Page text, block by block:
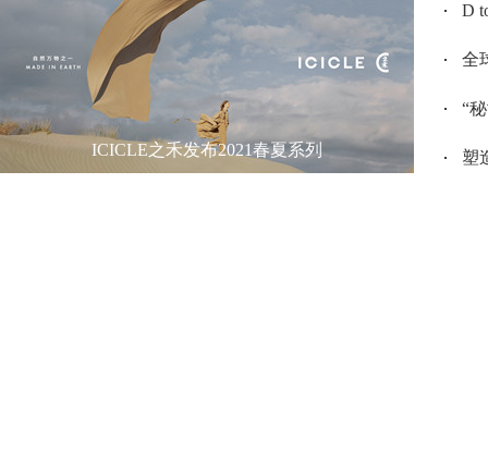
ICICLE之禾发布2021春夏系列
D
全
“
塑